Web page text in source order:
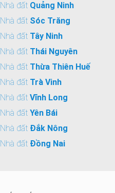
Nhà đất Quảng Ninh
Nhà đất Sóc Trăng
Nhà đất Tây Ninh
Nhà đất Thái Nguyên
Nhà đất Thừa Thiên Huế
Nhà đất Trà Vinh
Nhà đất Vĩnh Long
Nhà đất Yên Bái
Nhà đất Đắk Nông
Nhà đất Đồng Nai